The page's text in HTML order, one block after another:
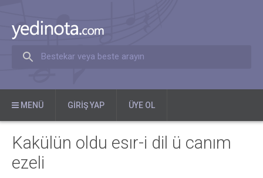
Bestekar veya beste arayın
MENÜ GIRIŞ YAP ÜYE OL
Kakülün oldu esır-i dil ü canım
ezeli